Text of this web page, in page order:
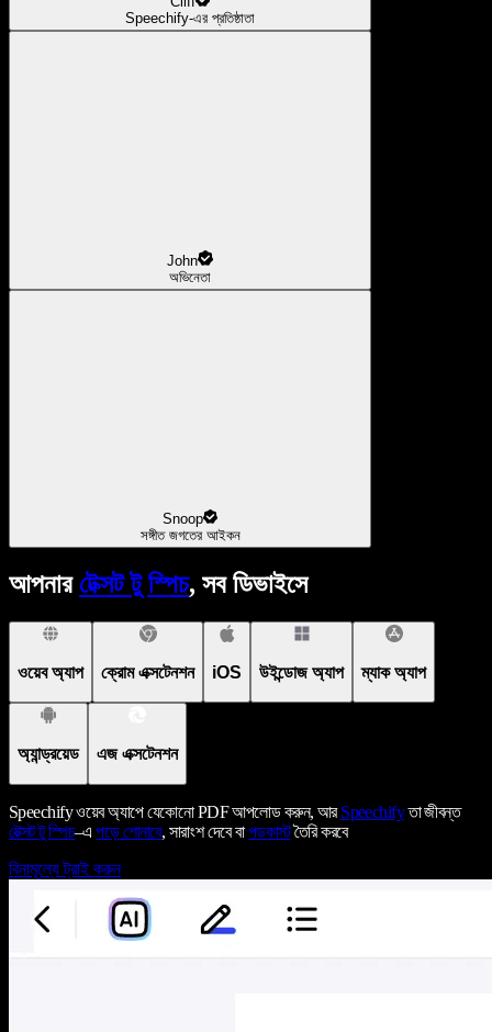
Speechify-এর প্রতিষ্ঠাতা
John
অভিনেতা
Snoop
সঙ্গীত জগতের আইকন
আপনার টেক্সট টু স্পিচ, সব ডিভাইসে
ওয়েব অ্যাপ ক্রোম এক্সটেনশন iOS উইন্ডোজ অ্যাপ ম্যাক অ্যাপ
অ্যান্ড্রয়েড এজ এক্সটেনশন
Speechify ওয়েব অ্যাপে যেকোনো PDF আপলোড করুন, আরSpeechifyতা জীবন্ত
টেক্সট টু স্পিচ–এপড়ে শোনাবে, সারাংশ দেবে বাপডকাস্টতৈরি করবে
বিনামূল্যে ট্রাই করুন